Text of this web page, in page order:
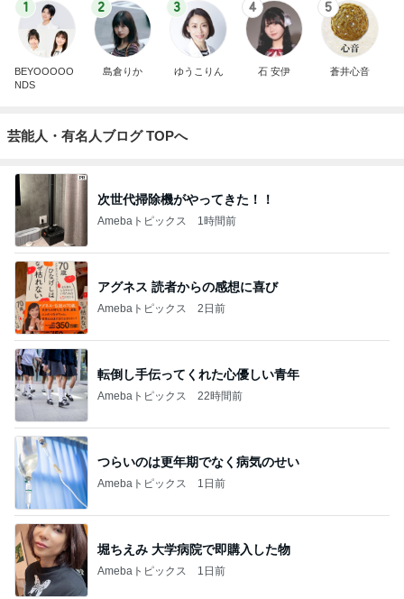
1
BEYOOOOO
NDS
2
島倉りか
3
ゆうこりん
4
石 安伊
5
蒼井心音
芸能人・有名人ブログ TOPへ
次世代掃除機がやってきた！！
Amebaトピックス 1時間前
アグネス 読者からの感想に喜び
Amebaトピックス 2日前
転倒し手伝ってくれた心優しい青年
Amebaトピックス 22時間前
つらいのは更年期でなく病気のせい
Amebaトピックス 1日前
堀ちえみ 大学病院で即購入した物
Amebaトピックス 1日前